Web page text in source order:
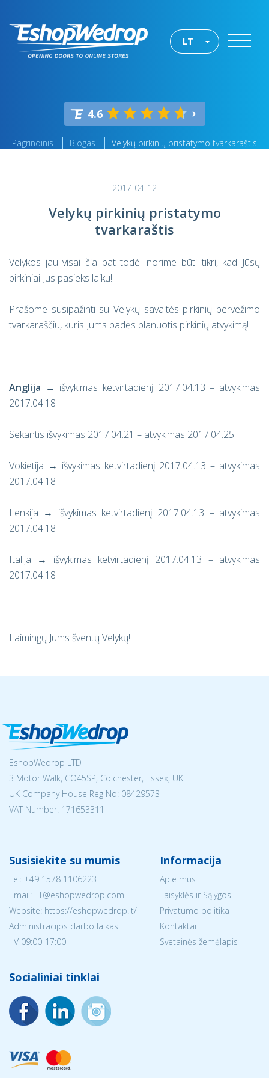
LT
4.6
Pagrindinis Blogas Velykų pirkinių pristatymo tvarkaraštis
2017-04-12
Velykų pirkinių pristatymo
tvarkaraštis
Velykos jau visai čia pat todėl norime būti tikri, kad Jūsų
pirkiniai Jus pasieks laiku!
Prašome susipažinti su Velykų savaitės pirkinių pervežimo
tvarkaraščiu, kuris Jums padės planuotis pirkinių atvykimą!
Anglija → išvykimas ketvirtadienį 2017.04.13 – atvykimas
2017.04.18
Sekantis išvykimas 2017.04.21 – atvykimas 2017.04.25
Vokietija → išvykimas ketvirtadienį 2017.04.13 – atvykimas
2017.04.18
Lenkija → išvykimas ketvirtadienį 2017.04.13 – atvykimas
2017.04.18
Italija →
išvykimas ketvirtadienį 2017.04.13 – atvykimas
2017.04.18
Laimingų Jums šventų Velykų!
EshopWedrop LTD
3 Motor Walk, CO45SP, Colchester, Essex, UK
UK Company House Reg No: 08429573
VAT Number: 171653311
Susisiekite su mumis
Tel: +49 1578 1106223
Email: LT@eshopwedrop.com
Website: https://eshopwedrop.lt/
Administracijos darbo laikas:
I-V 09:00-17:00
Informacija
Apie mus
Taisyklės ir Sąlygos
Privatumo politika
Kontaktai
Svetainės žemėlapis
Socialiniai tinklai